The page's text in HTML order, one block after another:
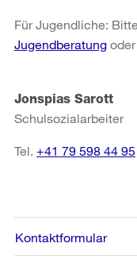
Für Jugendliche:
Jugendberatung
Jonspias Sarott
Schulsozialarbeiter
Tel. +41 79 598 44 95
Kontaktformular